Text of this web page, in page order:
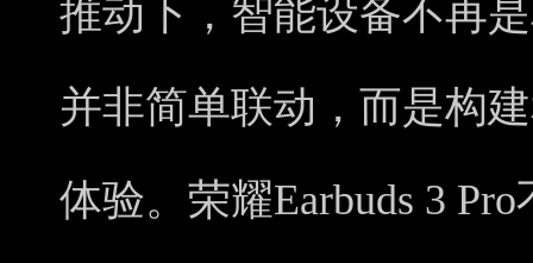
推动下，智能设备不再
并非简单联动，而是构
体验。荣耀Earbuds 3